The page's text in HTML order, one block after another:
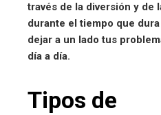
través de la diversión y de
durante el tiempo que
dejar a un lado tus
día a día.
Tipos de